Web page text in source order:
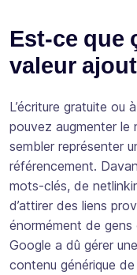
Est-ce que
valeur
L’écriture gratuite ou
pouvez augmenter le
sembler représenter
référencement.
mots-clés, de
d’attirer des liens
énormément de
Google a dû gérer
contenu générique